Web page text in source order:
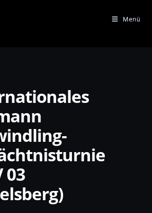
Menü
03